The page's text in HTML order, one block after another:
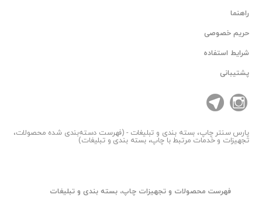
راهنما
حریم خصوصی
شرایط استفاده
پشتیبانی
پارس سنترچاپ، بسته بندی و تبلیغات - (فهرست دسته‌بندی شده محصولات،
تجهیزات و خدمات مرتبط با چاپ، بسته بندی و تبلیغات)
فهرست محصولات و تجهیزات چاپ، بسته بندی و تبلیغات